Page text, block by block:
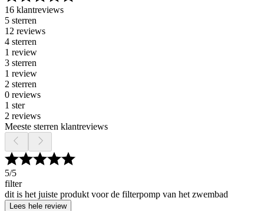
16 klantreviews
5 sterren
12 reviews
4 sterren
1 review
3 sterren
1 review
2 sterren
0 reviews
1 ster
2 reviews
Meeste sterren klantreviews
5/5
filter
dit is het juiste produkt voor de filterpomp van het zwembad
Lees hele review